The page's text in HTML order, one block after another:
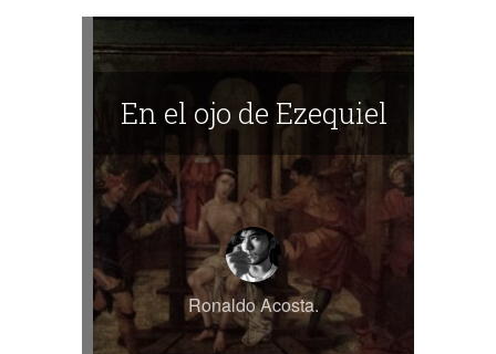
En el ojo de Ezequiel
Ronaldo Acosta.